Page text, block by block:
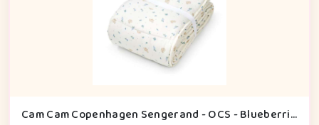
Cam Cam Copenhagen Sengerand - OCS - Blueberries